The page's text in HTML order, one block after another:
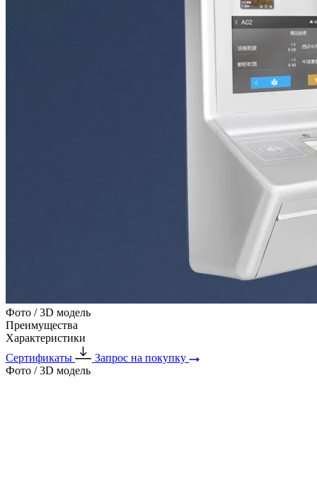
Фото / 3D модель
Преимущества
Характеристики
Сертификаты
Запрос на покупку
Фото / 3D модель